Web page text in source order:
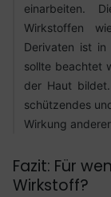
einarbeiten.
Wirkstoffen
Derivaten ist in
sollte beachtet
der Haut
schützendes
Wirkung
Fazit: Für
Wirkstoff?